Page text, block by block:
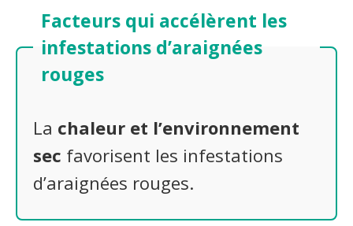
Facteurs qui accélèrent les
infestations d’araignées
rouges
La chaleur et l’environnement
sec favorisent les infestations
d’araignées rouges.